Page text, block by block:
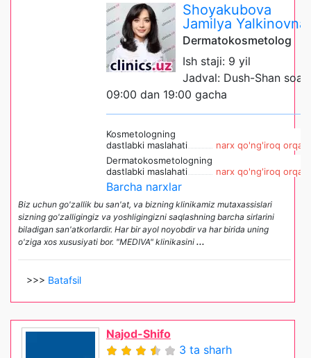
Shoyakubova
Jamilya Yalkinovna
Dermatokosmetolog
Ish staji: 9 yil
Jadval: Dush-Shan soat
09:00 dan 19:00 gacha
Kosmetologning
dastlabki maslahati
narx qo'ng'iroq orqali
Dermatokosmetologning
dastlabki maslahati
narx qo'ng'iroq orqali
Barcha narxlar
Biz uchun go'zallik bu san'at, va bizning klinikamiz mutaxassislari
sizning go'zalligingiz va yoshligingizni saqlashning barcha sirlarini
biladigan san'atkorlardir. Har bir ayol noyobdir va har birida uning
o'ziga xos xususiyati bor. "MEDIVA" klinikasini ...
>>> Batafsil
Najod-Shifo
3 ta sharh